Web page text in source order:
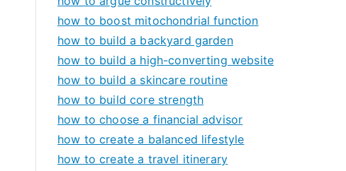
how to boost mitochondrial function
how to build a backyard garden
how to build a high-converting website
how to build a skincare routine
how to build core strength
how to choose a financial advisor
how to create a balanced lifestyle
how to create a travel itinerary